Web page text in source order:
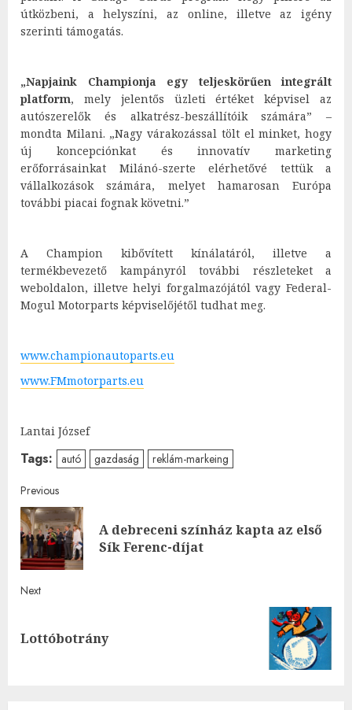
útközbeni, a helyszíni, az online, illetve az igény
szerinti támogatás.
„Napjaink Championja egy teljeskörűen integrált
platform, mely jelentős üzleti értéket képvisel az
autószerelők és alkatrész-beszállítóik számára” –
mondta Milani. „Nagy várakozással tölt el minket, hogy
új koncepciónkat és innovatív marketing
erőforrásainkat Milánó-szerte elérhetővé tettük a
vállalkozások számára, melyet hamarosan Európa
további piacai fognak követni.”
A Champion kibővített kínálatáról, illetve a
termékbevezető kampányról további részleteket a
weboldalon, illetve helyi forgalmazójától vagy Federal-
Mogul Motorparts képviselőjétől tudhat meg.
www.championautoparts.eu
www.FMmotorparts.eu
Lantai József
Tags: autó gazdaság reklám-markeing
Post
navigation
Previous
A debreceni színház kapta az első
Sík Ferenc-díjat
Next
Next
Lottóbotrány